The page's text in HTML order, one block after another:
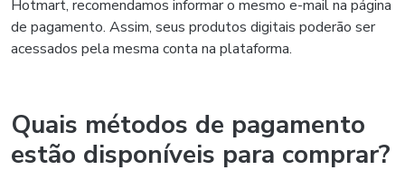
Hotmart, recomendamos informar o mesmo e-mail na página
de pagamento. Assim, seus produtos digitais poderão ser
acessados pela mesma conta na plataforma.
Quais métodos de pagamento
estão disponíveis para comprar?